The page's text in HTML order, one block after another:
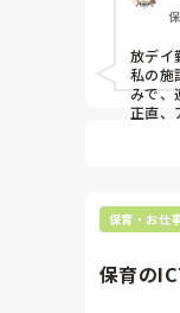
放デイ
私の施
みで、
正直、
保育・お仕
保育の